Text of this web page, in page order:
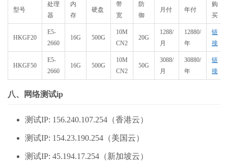
型号
处理
器
内
存
硬盘
带
宽
防
御
月付 年付
购
买
HKGF20
E5-
2660
16G 500G
10M
CN2
20G
1288/
月
12880/
年
链
接
HKGF50
E5-
2660
16G 500G
10M
CN2
50G
3088/
月
30880/
年
链
接
八、网络测试ip
测试IP: 156.240.107.254（香港云）
测试IP: 154.23.190.254（美国云）
测试IP: 45.194.17.254（新加坡云）